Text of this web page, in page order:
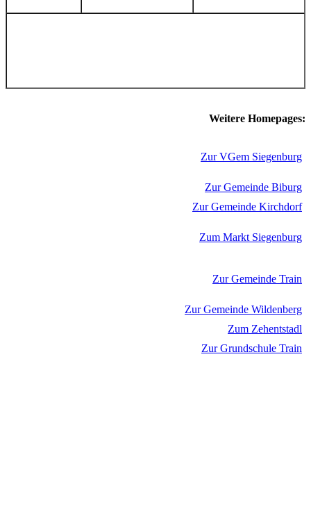
Weitere Homepages:
Zur VGem Siegenburg
Zur Gemeinde Biburg
Zur Gemeinde Kirchdorf
Zum Markt Siegenburg
Zur Gemeinde Train
Zur Gemeinde Wildenberg
Zum Zehentstadl
Zur Grundschule Train